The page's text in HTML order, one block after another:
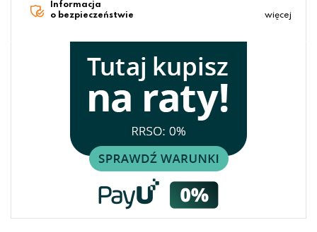
Informacja
o bezpieczeństwie
więcej